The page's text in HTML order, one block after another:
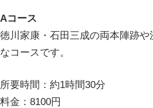
Aコース
徳川家康・石田三成の両本陣跡
なコースです。
所要時間：約1時間30分
料金：8100円